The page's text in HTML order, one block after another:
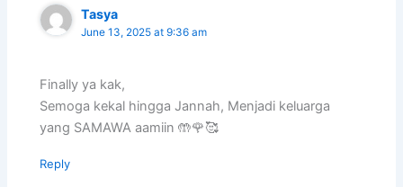
Tasya
June 13, 2025 at 9:36 am
Finally ya kak,
Semoga kekal hingga Jannah, Menjadi keluarga
yang SAMAWA aamiin 🤲🌹🥰
Reply